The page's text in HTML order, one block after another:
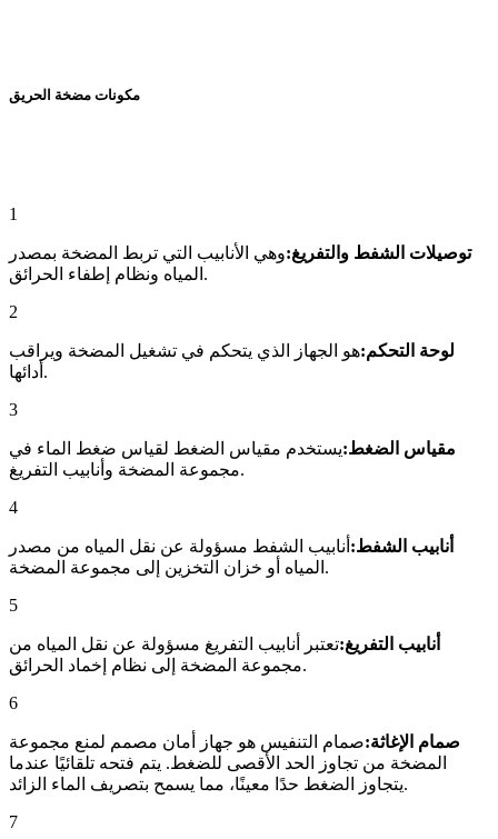
مكونات مضخة الحريق
1
توصيلات الشفط والتفريغ:وهي الأنابيب التي تربط المضخة بمصدر
المياه ونظام إطفاء الحرائق.
2
لوحة التحكم:هو الجهاز الذي يتحكم في تشغيل المضخة ويراقب
أدائها.
3
مقياس الضغط:يستخدم مقياس الضغط لقياس ضغط الماء في
مجموعة المضخة وأنابيب التفريغ.
4
أنابيب الشفط: أنابيب الشفط مسؤولة عن نقل المياه من مصدر
المياه أو خزان التخزين إلى مجموعة المضخة.
5
أنابيب التفريغ:تعتبر أنابيب التفريغ مسؤولة عن نقل المياه من
مجموعة المضخة إلى نظام إخماد الحرائق.
6
صمام الإغاثة:صمام التنفيس هو جهاز أمان مصمم لمنع مجموعة
المضخة من تجاوز الحد الأقصى للضغط. يتم فتحه تلقائيًا عندما
يتجاوز الضغط حدًا معينًا، مما يسمح بتصريف الماء الزائد.
7